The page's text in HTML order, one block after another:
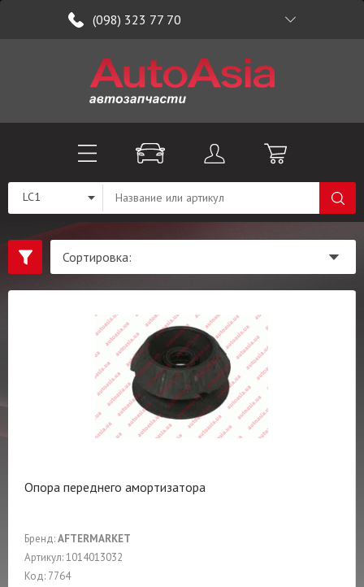
(098) 323 77 70
LC1
Опора переднего амортизатора
Бренд:AFTERMARKET
Артикул: 1014013032
Код: 7764